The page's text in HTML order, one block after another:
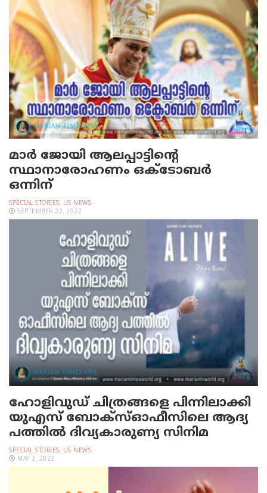
മാർ ജോയി ആലപ്പാട്ടിന്റെ
സ്ഥാനാരോഹണം ഒക്ടോബർ
ഒന്നിന്
SPECIAL STORIES, US NEWS
SEPTEMBER 22, 2022
ഹോളിവുഡ് ചിത്രങ്ങളെ പിന്നിലാക്കി
യു‌എസ് ബോക്സ്ഓഫീസിലെ ആദ്യ
പത്തില്‍ ദിവ്യകാരുണ്യ സിനിമ
SPECIAL STORIES, US NEWS
MAY 2, 2022